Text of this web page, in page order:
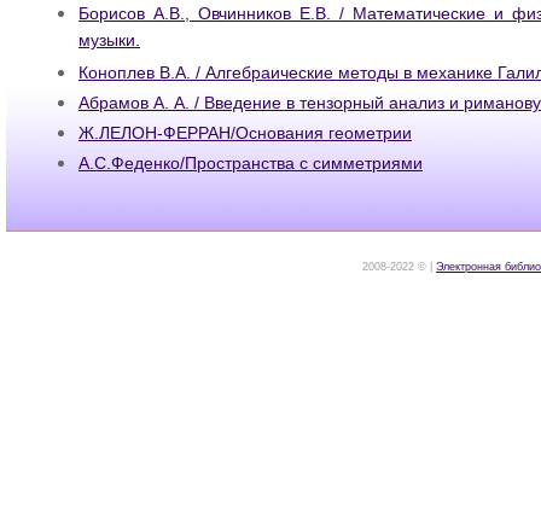
Борисов А.В., Овчинников Е.В. / Математические и
музыки.
Коноплев В.А. / Алгебраические методы в механике
Абрамов А. А. / Введение в тензорный анализ и
Ж.ЛЕЛОН-ФЕРРАН/Основания геометрии
А.С.Феденко/Пространства с симметриями
2008-2022 © | Электронная